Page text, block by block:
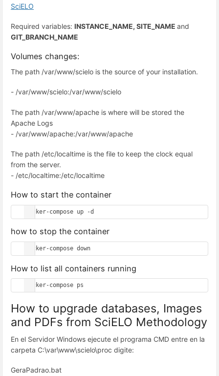
SciELO
Required variables: INSTANCE_NAME, SITE_NAME and
GIT_BRANCH_NAME
Volumes changes:
The path /var/www/scielo is the source of your installation.
- /var/www/scielo:/var/www/scielo
The path /var/www/apache is where will be stored the
Apache Logs
- /var/www/apache:/var/www/apache
The path /etc/localtime is the file to keep the clock equal
from the server.
- /etc/localtime:/etc/localtime
How to start the container
docker-compose up -d
how to stop the container
docker-compose down
How to list all containers running
docker-compose ps
How to upgrade databases, Images
and PDFs from SciELO Methodology
En el Servidor Windows ejecute el programa CMD entre en la
carpeta C:\var\www\scielo\proc digite:
GeraPadrao.bat